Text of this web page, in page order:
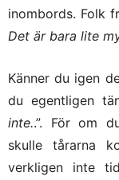
inombords. Folk
Det är bara lite
Känner du igen
du egentligen
inte..”. För om
skulle tårarna
verkligen inte